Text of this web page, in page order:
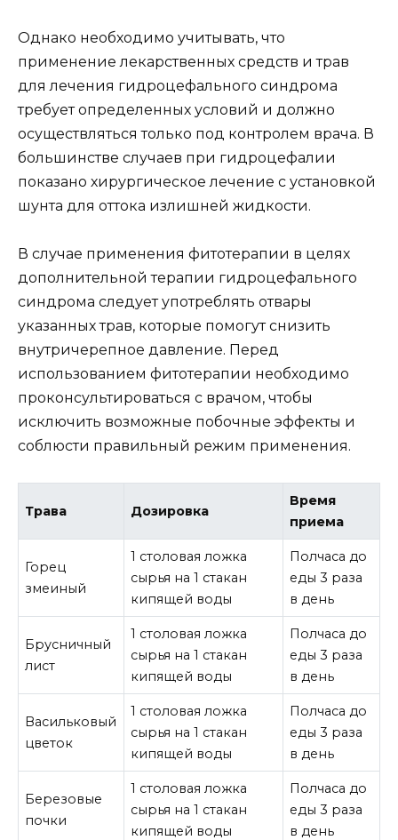
Однако необходимо учитывать, что
применение лекарственных средств и трав
для лечения гидроцефального синдрома
требует определенных условий и должно
осуществляться только под контролем врача. В
большинстве случаев при гидроцефалии
показано хирургическое лечение с установкой
шунта для оттока излишней жидкости.
В случае применения фитотерапии в целях
дополнительной терапии гидроцефального
синдрома следует употреблять отвары
указанных трав, которые помогут снизить
внутричерепное давление. Перед
использованием фитотерапии необходимо
проконсультироваться с врачом, чтобы
исключить возможные побочные эффекты и
соблюсти правильный режим применения.
Трава Дозировка
Время
приема
Горец
змеиный
1 столовая ложка
сырья на 1 стакан
кипящей воды
Полчаса до
еды 3 раза
в день
Брусничный
лист
1 столовая ложка
сырья на 1 стакан
кипящей воды
Полчаса до
еды 3 раза
в день
Васильковый
цветок
1 столовая ложка
сырья на 1 стакан
кипящей воды
Полчаса до
еды 3 раза
в день
Березовые
почки
1 столовая ложка
сырья на 1 стакан
кипящей воды
Полчаса до
еды 3 раза
в день